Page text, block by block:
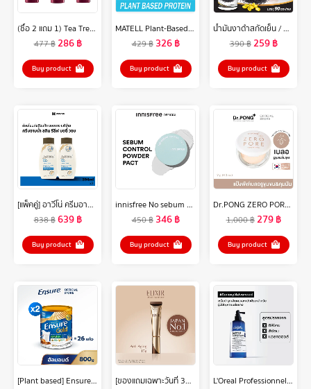
(ซื้อ 2 แถม 1) Tea Tree ที ทรี โฟมล้างหน้า ไวท์เทนนิ่ง ขนาด 4.8 ออนซ์ Whitening Facial Foam ผิวนุ่มชุ่มชื่น ดูกระจ่างใส 2 Free 1
477฿286฿
Buy product
MATELL Plant-Based Protein Isolate แพลนต์เบสด์ ไอโซเลท โปรตีนพืช 7 ชนิด Non Whey เวย์ 908g
429฿ 326฿
Buy product
น้ำมันงาดำสกัดเย็น / คอลลาเจนไตรเปปไทด์ (90 ซอฟเจล) แคปซูล น้ำมันงาดำ คอลลาเจน (น้ำมันสกัดเย็น) น้ำมันงาดำ zenji เซนจิ
390฿259฿
Buy product
[แพ็คคู่] อาวีโน่ ครีมอาบน้ำ สกิน รีลีฟ บอดี้ วอช 354 มล. x 2 Aveeno Skin Relief Body Wash 354 ml x 2
838฿639฿
Buy product
innisfree No sebum mineral pact (8.5g) อินนิสฟรี โนซีบั่ม มิเนอรัล แพ็ค 8.5 กรัม
450฿ 346฿
Buy product
Dr.PONG ZERO PORE blurring K-powder แป้งพัฟเบลอรูขุมขน MADE IN KOREA
1,000฿279฿
Buy product
[Plant based] Ensure Gold เอนชัวร์ โกลด์ กลิ่นอัลมอนด์ สูตรโปรตีนธัญพืช 800g 2 กระป๋อง Ensure Gold Plant Based 800gx2 [ของแถมเฉพาะวันที่ 30-31 ต.ค.67 เท่านั้น]ELIXIR เรตินอล พาวเวอร์ ริงเกิล สมูทติ้ง ครีม 15ก. (เรตินอลครีมลดเลือนริ้วรอยร่องลึก) L'Oreal Professionnel SERIOXYL ADVANCED DENSIFYING SERUM 90ML เซรั่มสำหรับผมขาดร่วง (เซรั่มบำรุงหนังศีรษะ,ผมร่วง,L'Oreal Pro,L'Oreal Professional,LOreal Pro,LOreal Professional)